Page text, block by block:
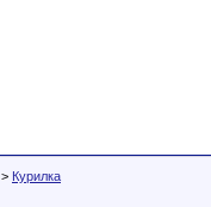
> Курилка